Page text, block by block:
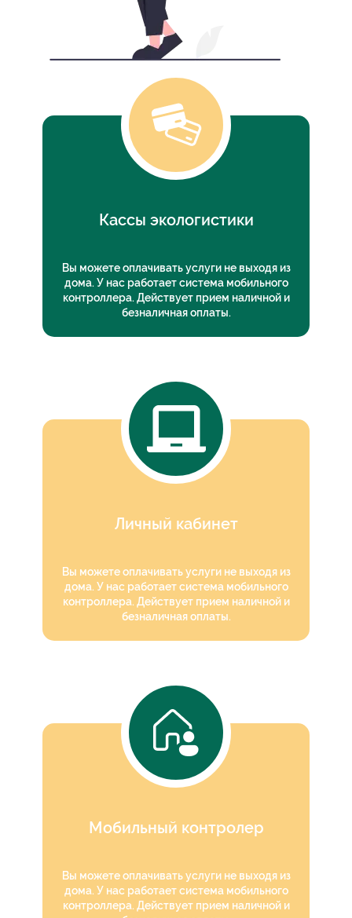
Кассы экологистики
Вы можете оплачивать услуги не выходя из
дома. У нас работает система мобильного
контроллера. Действует прием наличной и
безналичная оплаты.
Личный кабинет
Вы можете оплачивать услуги не выходя из
дома. У нас работает система мобильного
контроллера. Действует прием наличной и
безналичная оплаты.
Мобильный контролер
Вы можете оплачивать услуги не выходя из
дома. У нас работает система мобильного
контроллера. Действует прием наличной и